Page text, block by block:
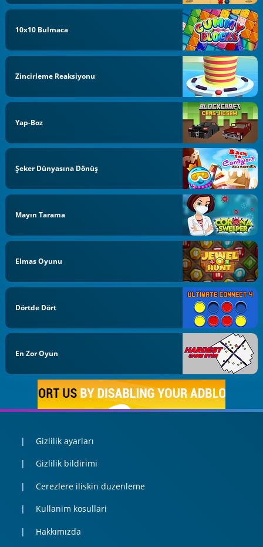
10x10 Bulmaca
Zincirleme Reaksiyonu
Yap-Boz
Şeker Dünyasına Dönüş
Mayın Tarama
Elmas Oyunu
Dörtde Dört
En Zor Oyun
Gizlilik ayarları
Gizlilik bildirimi
Cerezlere iliskin duzenleme
Kullanim kosullari
Hakkımızda